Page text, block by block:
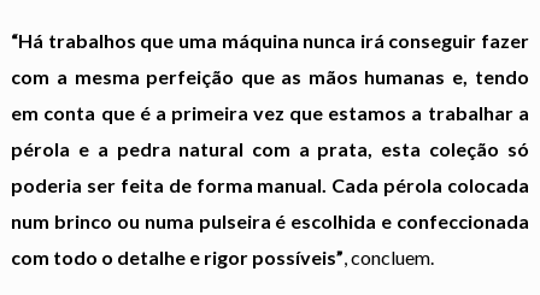
“Há trabalhos que uma máquina nunca irá conseguir fazer
com a mesma perfeição que as mãos humanas e, tendo
em conta que é a primeira vez que estamos a trabalhar a
pérola e a pedra natural com a prata, esta coleção só
poderia ser feita de forma manual. Cada pérola colocada
num brinco ou numa pulseira é escolhida e confeccionada
com todo o detalhe e rigor possíveis”, concluem.